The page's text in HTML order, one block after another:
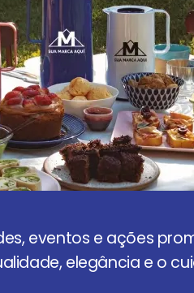
eventos e ações
elegância e o